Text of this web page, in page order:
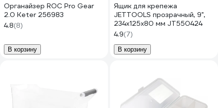
Органайзер ROC Pro Gear
2.0 Keter 256983
4.8(8)
В корзину
Ящик для крепежа
JETTOOLS прозрачный, 9",
234x125x80 мм JT550424
4.9(7)
В корзину